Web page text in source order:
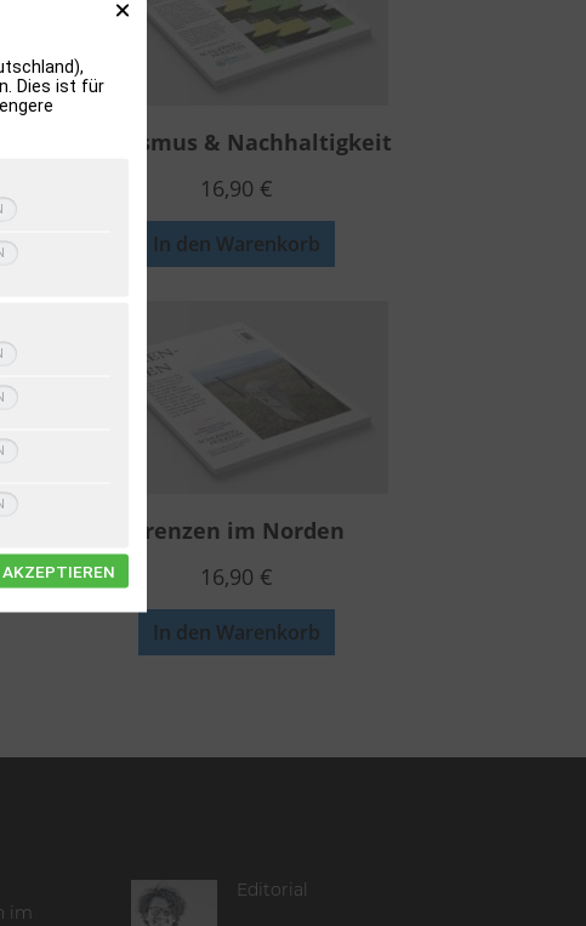
Tourismus & Nachhaltigkeit
16,90 €
In den Warenkorb
Grenzen im Norden
16,90 €
In den Warenkorb
im
Editorial
Dies ist für
AKZEPTIEREN